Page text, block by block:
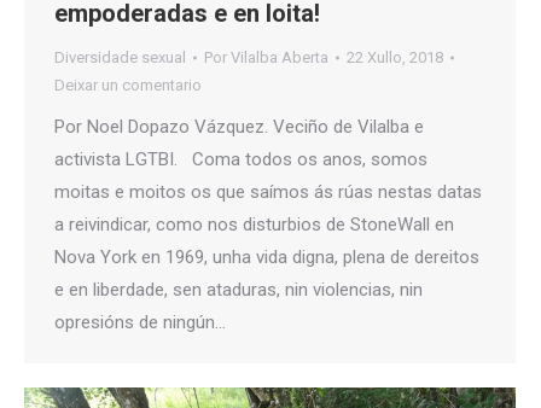
empoderadas e en loita!
Diversidade sexual Por Vilalba Aberta
22 Xullo, 2018
Deixar un comentario
Por Noel Dopazo Vázquez. Veciño de Vilalba e
activista LGTBI. Coma todos os anos, somos
moitas e moitos os que saímos ás rúas nestas datas
a reivindicar, como nos disturbios de StoneWall en
Nova York en 1969, unha vida digna, plena de dereitos
e en liberdade, sen ataduras, nin violencias, nin
opresións de ningún…